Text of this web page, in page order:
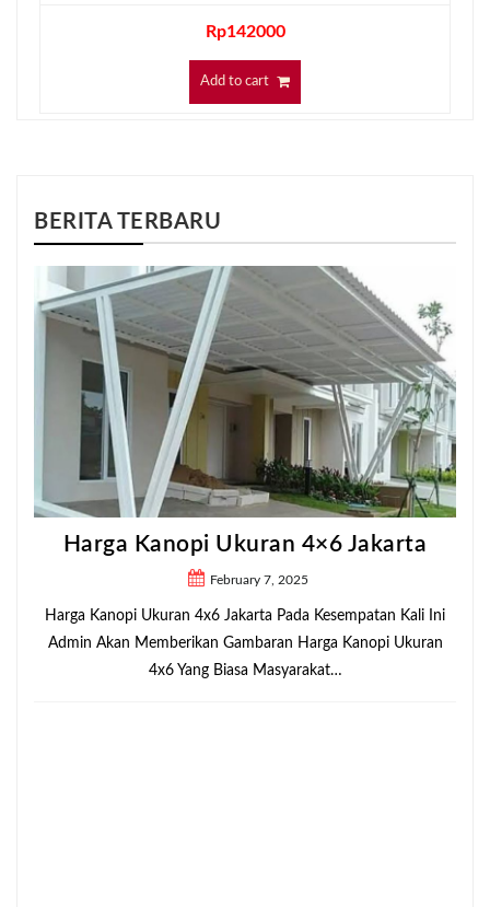
Rp142000
Add to cart
BERITA TERBARU
Harga Kanopi Ukuran 4×6 Jakarta
February 7, 2025
Harga Kanopi Ukuran 4x6 Jakarta Pada Kesempatan Kali Ini
Admin Akan Memberikan Gambaran Harga Kanopi Ukuran
4x6 Yang Biasa Masyarakat…